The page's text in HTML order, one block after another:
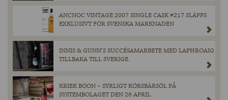
ANCNOC VINTAGE 2007 SINGLE CASK #217 SLÄPPS
EXKLUSIVT FÖR SVENSKA MARKNADEN
INNIS & GUNN’S SUCCÉSAMARBETE MED LAPHROAIG
TILLBAKA TILL SVERIGE.
KRIEK BOON – SYRLIGT KÖRSBÄRSÖL PÅ
SYSTEMBOLAGET DEN 28 APRIL.